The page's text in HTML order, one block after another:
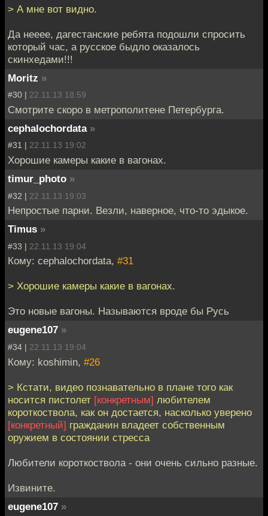
> А мне вот видно.
Да нееее, дагестанские ребята подошли спросить
который час, а русское быдло оказалось
скинхедами!!!
Moritz »
#30 | 22.11.13 18:59
Смотрите скоро в метрополитене Петербурга.
cephalochordata »
#31 | 22.11.13 19:02
Хорошие камеры какие в вагонах.
timur_photo »
#32 | 22.11.13 19:03
Непростые парни. Везли, наверное, что-то эдыкое.
Timus »
#33 | 22.11.13 19:04
Кому: cephalochordata, #31
> Хорошие камеры какие в вагонах.
Это новые вагоны. Называются вроде бы Русь
eugene107 »
#34 | 22.11.13 19:04
Кому: koshimin, #26
> Кстати, видео познавательно в плане того как
носится пистолет [конкретным] любителем
короткоствола, как он достается, насколько уверено
[конкретный] гражданин владеет собственным
оружием в состоянии стресса
Любители короткоствола - они очень сильно разные.
Извините.
eugene107 »